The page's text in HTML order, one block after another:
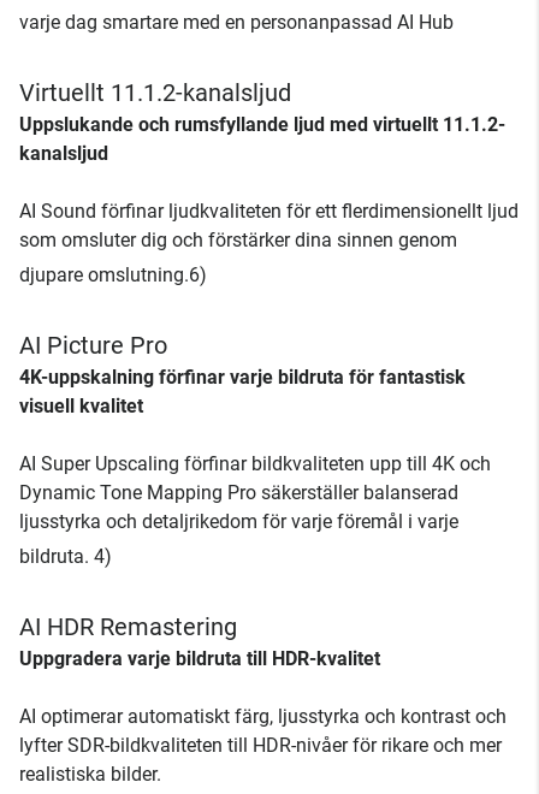
varje dag smartare med en personanpassad AI Hub
Virtuellt 11.1.2-kanalsljud
Uppslukande och rumsfyllande ljud med virtuellt 11.1.2-
kanalsljud
AI Sound förfinar ljudkvaliteten för ett flerdimensionellt ljud
som omsluter dig och förstärker dina sinnen genom
djupare omslutning.6)
AI Picture Pro
4K-uppskalning förfinar varje bildruta för fantastisk
visuell kvalitet
AI Super Upscaling förfinar bildkvaliteten upp till 4K och
Dynamic Tone Mapping Pro säkerställer balanserad
ljusstyrka och detaljrikedom för varje föremål i varje
bildruta. 4)
AI HDR Remastering
Uppgradera varje bildruta till HDR-kvalitet
AI optimerar automatiskt färg, ljusstyrka och kontrast och
lyfter SDR-bildkvaliteten till HDR-nivåer för rikare och mer
realistiska bilder.